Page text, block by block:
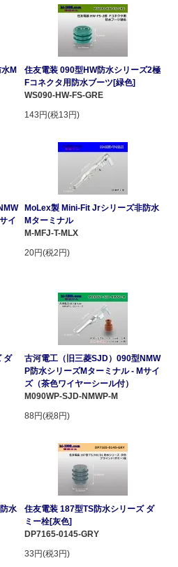
M
住友電装 090型HW防水シリーズ2極
Fコネクタ用防水ブーツ[緑色]
WS090-HW-FS-GRE
143円(税13円)
イ
MoLex製 Mini-Fit Jrシリーズ非防水
Mターミナル
M-MFJ-T-MLX
20円(税2円)
ダ
古河電工（旧三菱SJD）090型NMW
P防水シリーズMターミナル - Mサイ
ズ（茶色ワイヤーシール付）
M090WP-SJD-NMWP-M
88円(税8円)
水
住友電装 187型TS防水シリーズ ダ
ミー栓[灰色]
DP7165-0145-GRY
33円(税3円)